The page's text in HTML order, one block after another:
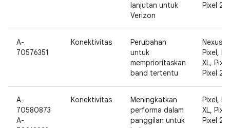
lanjutan untuk
Verizon
Pixel 2
A-
70576351
Konektivitas
Perubahan
untuk
memprioritaskan
band tertentu
Nexus
Pixel,
XL,
Pixel 2
A-
70580873
A-
Konektivitas
Meningkatkan
performa dalam
panggilan untuk
Pixel,
XL,
Pixel 2